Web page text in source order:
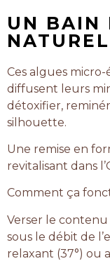
UN BAIN
Ces algues micro-
diffusent leurs
détoxifier,
silhouette.
Une remise en
revitalisant dans
Comment ça
Verser le
sous le débit de
relaxant (37°) ou